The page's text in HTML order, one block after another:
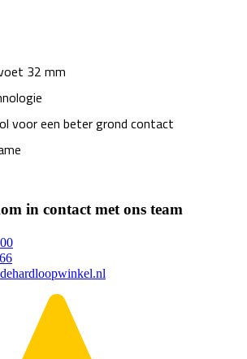
32 mm
voor een beter grond contact
in contact met ons team